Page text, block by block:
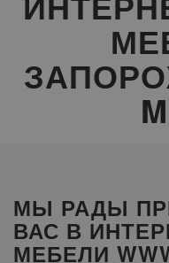
МЫ РАДЫ
ВАС В
МЕБЕЛИ